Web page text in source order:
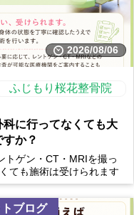
2026/08/06
ふじもり桜花整骨院
科に行ってなくても大
か？
トゲン・CT・MRIを撮っ
ても施術は受けられます
い、受けられます。お
態を丁...
ブログ